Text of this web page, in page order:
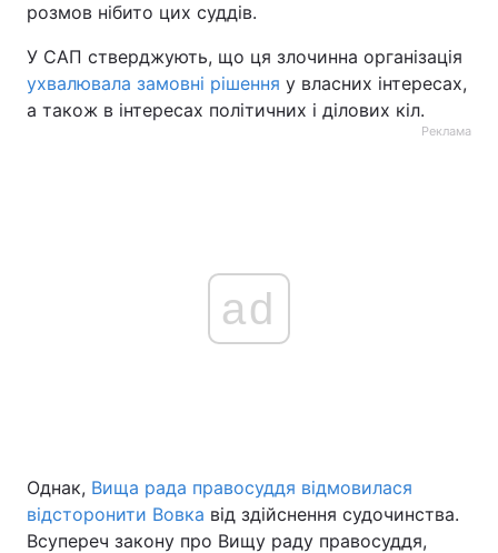
розмов нібито цих суддів.
У САП стверджують, що ця злочинна організація
ухвалювала замовні рішення у власних інтересах,
а також в інтересах політичних і ділових кіл.
Реклама
ad
Однак, Вища рада правосуддя відмовилася
відсторонити Вовка від здійснення судочинства.
Всупереч закону про Вищу раду правосуддя,